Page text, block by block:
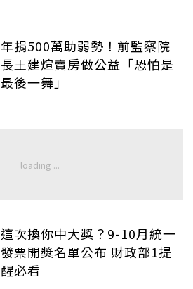
年捐500萬助弱勢！前監察院
長王建煊賣房做公益「恐怕是
最後一舞」
這次換你中大獎？9-10月統一
發票開獎名單公布 財政部1提
醒必看